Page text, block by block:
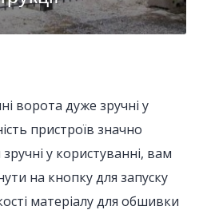
ворота дуже зручні у
пристроїв значно
у користуванні, вам
на кнопку для запуску
матеріалу для обшивки